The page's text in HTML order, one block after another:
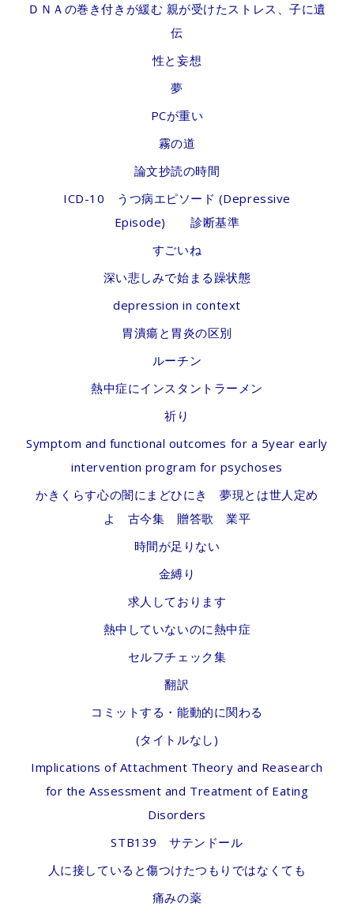
ＤＮＡの巻き付きが緩む 親が受けたストレス、子に遺
伝
性と妄想
夢
PCが重い
霧の道
論文抄読の時間
ICD-10 うつ病エピソード (Depressive
Episode) 診断基準
すごいね
深い悲しみで始まる躁状態
depression in context
胃潰瘍と胃炎の区別
ルーチン
熱中症にインスタントラーメン
祈り
Symptom and functional outcomes for a 5year early
intervention program for psychoses
かきくらす心の闇にまどひにき 夢現とは世人定め
よ 古今集 贈答歌 業平
時間が足りない
金縛り
求人しております
熱中していないのに熱中症
セルフチェック集
翻訳
コミットする・能動的に関わる
(タイトルなし)
Implications of Attachment Theory and Reasearch
for the Assessment and Treatment of Eating
Disorders
STB139 サテンドール
人に接していると傷つけたつもりではなくても
痛みの薬